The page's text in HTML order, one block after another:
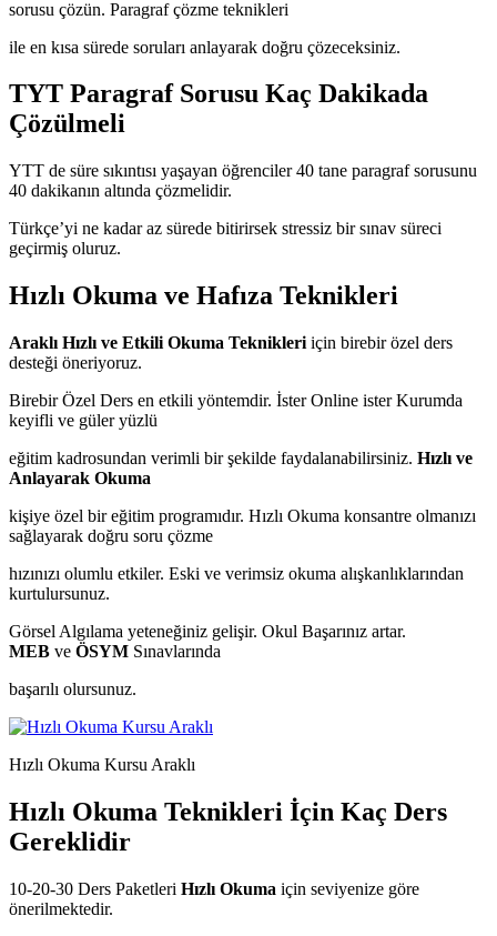
sorusu çözün. Paragraf çözme teknikleri
ile en kısa sürede soruları anlayarak doğru çözeceksiniz.
TYT Paragraf Sorusu Kaç Dakikada
Çözülmeli
YTT de süre sıkıntısı yaşayan öğrenciler 40 tane paragraf sorusunu
40 dakikanın altında çözmelidir.
Türkçe’yi ne kadar az sürede bitirirsek stressiz bir sınav süreci
geçirmiş oluruz.
Hızlı Okuma ve Hafıza Teknikleri
Araklı Hızlı ve Etkili Okuma Teknikleri için birebir özel ders
desteği öneriyoruz.
Birebir Özel Ders en etkili yöntemdir. İster Online ister Kurumda
keyifli ve güler yüzlü
eğitim kadrosundan verimli bir şekilde faydalanabilirsiniz. Hızlı ve
Anlayarak Okuma
kişiye özel bir eğitim programıdır. Hızlı Okuma konsantre olmanızı
sağlayarak doğru soru çözme
hızınızı olumlu etkiler. Eski ve verimsiz okuma alışkanlıklarından
kurtulursunuz.
Görsel Algılama yeteneğiniz gelişir. Okul Başarınız artar.
MEB ve ÖSYM Sınavlarında
başarılı olursunuz.
Hızlı Okuma Kursu Araklı
Hızlı Okuma Teknikleri İçin Kaç Ders
Gereklidir
10-20-30 Ders Paketleri Hızlı Okuma için seviyenize göre
önerilmektedir.